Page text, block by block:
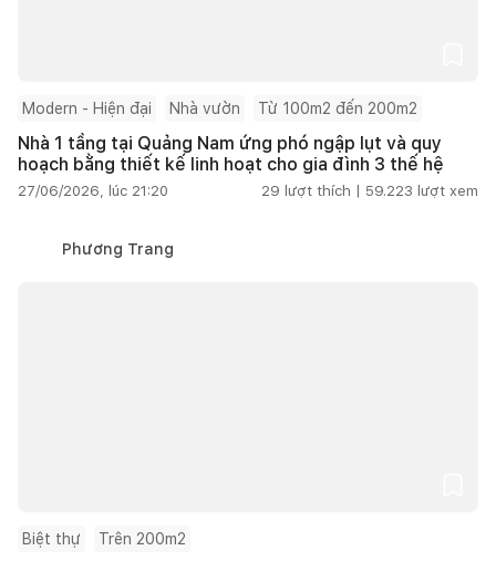
Modern - Hiện đại Nhà vườn Từ 100m2 đến 200m2
Nhà 1 tầng tại Quảng Nam ứng phó ngập lụt và quy
hoạch bằng thiết kế linh hoạt cho gia đình 3 thế hệ
27/06/2026, lúc 21:20 29 lượt thích | 59.223 lượt xem
Phương Trang
Biệt thự Trên 200m2